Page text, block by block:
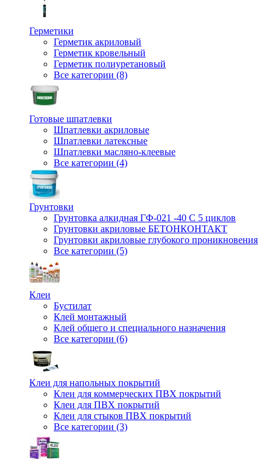
Герметики
Герметик акриловый
Герметик кровельный
Герметик полиуретановый
Все категории (8)
Готовые шпатлевки
Шпатлевки акриловые
Шпатлевки латексные
Шпатлевки масляно-клеевые
Все категории (4)
Грунтовки
Грунтовка алкидная ГФ-021 -40 С 5 циклов
Грунтовки акриловые БЕТОНКОНТАКТ
Грунтовки акриловые глубокого проникновения
Все категории (5)
Клеи
Бустилат
Клей монтажный
Клей общего и специального назначения
Все категории (6)
Клеи для напольных покрытий
Клеи для коммерческих ПВХ покрытий
Клеи для ПВХ покрытий
Клеи для стыков ПВХ покрытий
Все категории (3)